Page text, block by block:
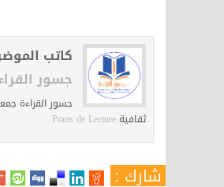
كاتب
جسور
جسور القراءة
ثقافيةPonts de Lecture
شارك :